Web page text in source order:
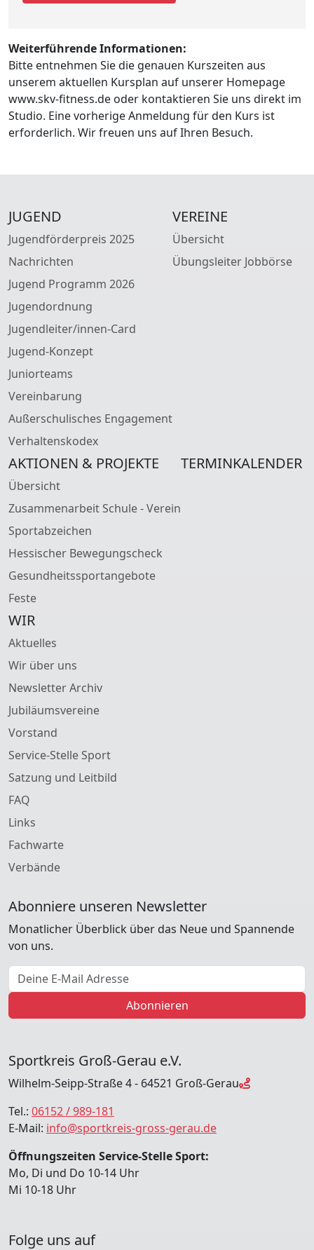
Weiterführende Informationen:
Bitte entnehmen Sie die genauen Kurszeiten aus
unserem aktuellen Kursplan auf unserer Homepage
www.skv-fitness.de oder kontaktieren Sie uns direkt im
Studio. Eine vorherige Anmeldung für den Kurs ist
erforderlich. Wir freuen uns auf Ihren Besuch.
JUGEND
Jugendförderpreis 2025
Nachrichten
Jugend Programm 2026
Jugendordnung
Jugendleiter/innen-Card
Jugend-Konzept
Juniorteams
Vereinbarung
Außerschulisches Engagement
Verhaltenskodex
VEREINE
Übersicht
Übungsleiter Jobbörse
AKTIONEN & PROJEKTE
Übersicht
Zusammenarbeit Schule - Verein
Sportabzeichen
Hessischer Bewegungscheck
Gesundheitssportangebote
Feste
TERMINKALENDER
WIR
Aktuelles
Wir über uns
Newsletter Archiv
Jubiläumsvereine
Vorstand
Service-Stelle Sport
Satzung und Leitbild
FAQ
Links
Fachwarte
Verbände
Abonniere unseren Newsletter
Monatlicher Überblick über das Neue und Spannende
von uns.
E-Mail Adresse
Abonnieren
Sportkreis Groß-Gerau e.V.
Wilhelm-Seipp-Straße 4 - 64521 Groß-Gerau
Tel.: 06152 / 989-181
E-Mail: info@sportkreis-gross-gerau.de
Öffnungszeiten Service-Stelle Sport:
Mo, Di und Do 10-14 Uhr
Mi 10-18 Uhr
Folge uns auf